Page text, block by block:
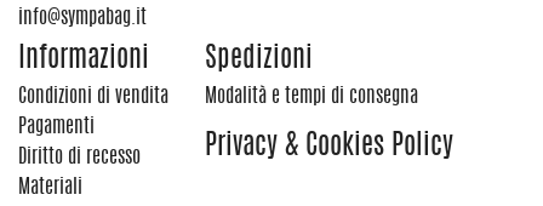
info@sympabag.it
Informazioni
Condizioni di vendita
Pagamenti
Diritto di recesso
Materiali
Spedizioni
Modalità e tempi di consegna
Privacy & Cookies Policy